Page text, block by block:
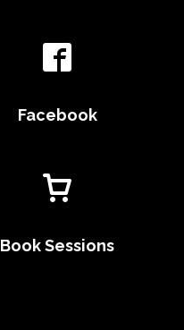
Facebook
Book Sessions